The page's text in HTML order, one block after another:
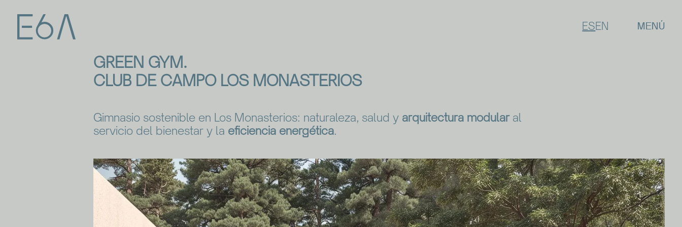
EN
ES
GREEN GYM.
CLUB DE CAMPO LOS MONASTERIOS
Gimnasio sostenible en Los Monasterios: naturaleza, salud y arquitectura modularal
servicio del bienestar y la eficiencia energética.